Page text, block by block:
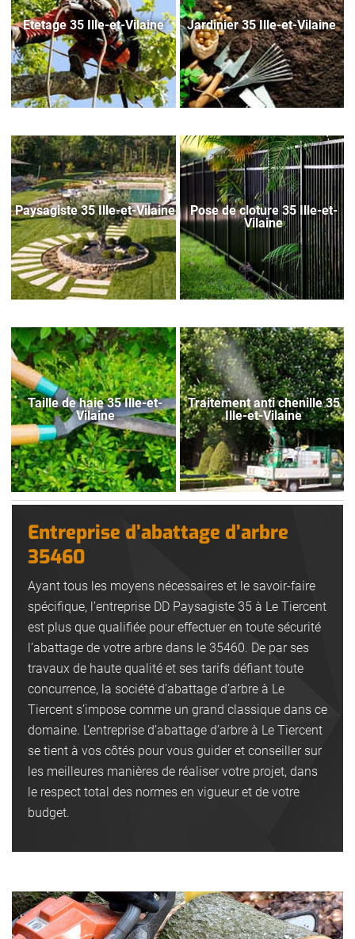
Etetage 35 Ille-et-Vilaine Jardinier 35 Ille-et-Vilaine
Paysagiste 35 Ille-et-Vilaine
Pose de cloture 35 Ille-et-
Vilaine
Taille de haie 35 Ille-et-
Vilaine
Traitement anti chenille 35
Ille-et-Vilaine
Entreprise d’abattage d’arbre
35460
Ayant tous les moyens nécessaires et le savoir-faire
spécifique, l’entreprise DD Paysagiste 35 à Le Tiercent
est plus que qualifiée pour effectuer en toute sécurité
l’abattage de votre arbre dans le 35460. De par ses
travaux de haute qualité et ses tarifs défiant toute
concurrence, la société d’abattage d’arbre à Le
Tiercent s’impose comme un grand classique dans ce
domaine. L’entreprise d’abattage d’arbre à Le Tiercent
se tient à vos côtés pour vous guider et conseiller sur
les meilleures manières de réaliser votre projet, dans
le respect total des normes en vigueur et de votre
budget.